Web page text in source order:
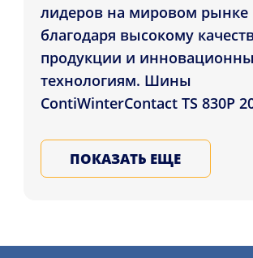
лидеров на мировом рынке
благодаря высокому
продукции и
технологиям. Шины
ContiWinterContact TS 830P
разработанная специально
средних и высоких классов
ПОКАЗАТЬ ЕЩЕ